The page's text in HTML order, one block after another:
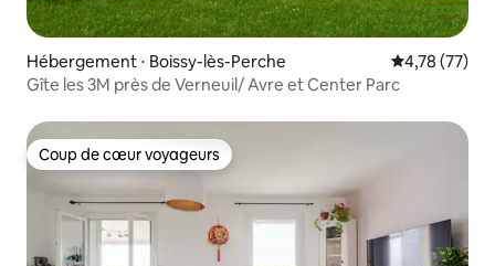
Hébergement ⋅ Boissy-lès-Perche Évaluation
4,78 (77)
Gîte les 3M près de Verneuil/ Avre et Center Parc
Coup de cœur voyageurs
Coup de cœur voyageurs